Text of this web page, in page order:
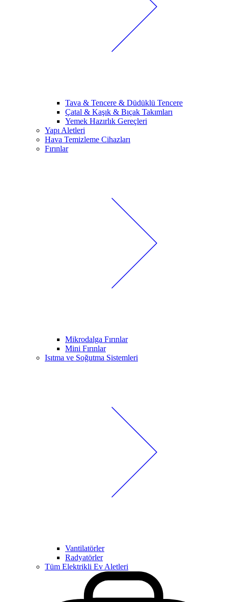
Tava & Tencere & Düdüklü Tencere
Çatal & Kaşık & Bıçak Takımları
Yemek Hazırlık Gereçleri
Yapı Aletleri
Hava Temizleme Cihazları
Fırınlar
Mikrodalga Fırınlar
Mini Fırınlar
Isıtma ve Soğutma Sistemleri
Vantilatörler
Radyatörler
Tüm Elektrikli Ev Aletleri